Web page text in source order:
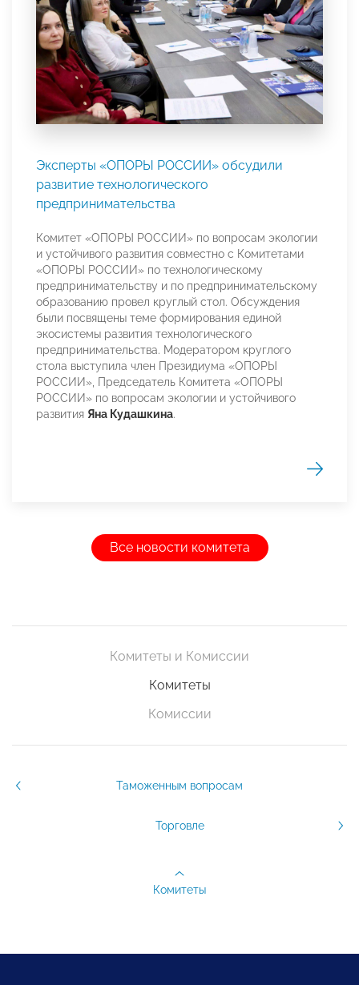
Эксперты «ОПОРЫ РОССИИ» обсудили
развитие технологического
предпринимательства
Комитет «ОПОРЫ РОССИИ» по вопросам экологии
и устойчивого развития совместно с Комитетами
«ОПОРЫ РОССИИ» по технологическому
предпринимательству и по предпринимательскому
образованию провел круглый стол. Обсуждения
были посвящены теме формирования единой
экосистемы развития технологического
предпринимательства. Модератором круглого
стола выступила член Президиума «ОПОРЫ
РОССИИ», Председатель Комитета «ОПОРЫ
РОССИИ» по вопросам экологии и устойчивого
развития Яна Кудашкина.
Все новости комитета
Комитеты и Комиссии
Комитеты
Комиссии
Таможенным вопросам
Торговле
Комитеты